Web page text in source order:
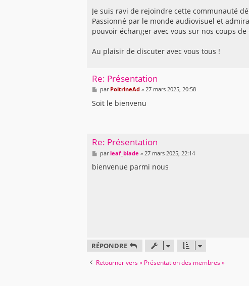
g
e
Je suis ravi de rejoindre cette communauté
Passionné par le monde audiovisuel et
pouvoir échanger avec vous sur nos coups
Au plaisir de discuter avec vous tous !
Re: Présentation
M
e
s
s
par PoitrineAd» 27 mars 2025, 20:58
Soit le bienvenu
Re: Présentation
M
e
s
parleaf_blade » 27 mars 2025, 22:14
bienvenue parmi nous
RÉPONDRE
Retourner vers « Présentation des membres »